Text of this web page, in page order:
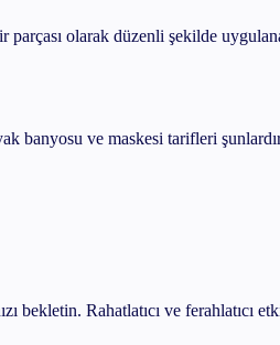
parçası olarak düzenli şekilde
banyosu ve maskesi tarifleri
bekletin. Rahatlatıcı ve ferahlatıcı